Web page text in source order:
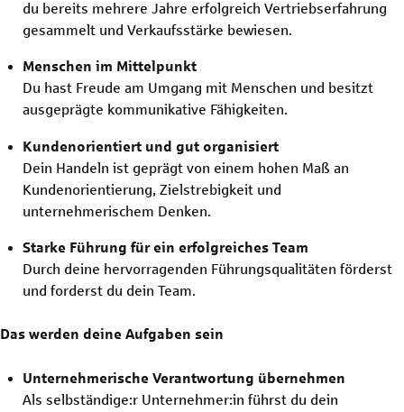
du bereits mehrere Jahre erfolgreich Vertriebserfahrung
gesammelt und Verkaufsstärke bewiesen.
Menschen im Mittelpunkt
Du hast Freude am Umgang mit Menschen und besitzt
ausgeprägte kommunikative Fähigkeiten.
Kundenorientiert und gut organisiert
Dein Handeln ist geprägt von einem hohen Maß an
Kundenorientierung, Zielstrebigkeit und
unternehmerischem Denken.
Starke Führung für ein erfolgreiches Team
Durch deine hervorragenden Führungsqualitäten förderst
und forderst du dein Team.
Das werden deine Aufgaben sein
Unternehmerische Verantwortung übernehmen
Als selbständige:r Unternehmer:in führst du dein